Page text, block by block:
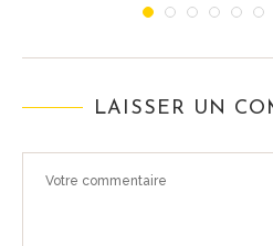
LAISSER UN